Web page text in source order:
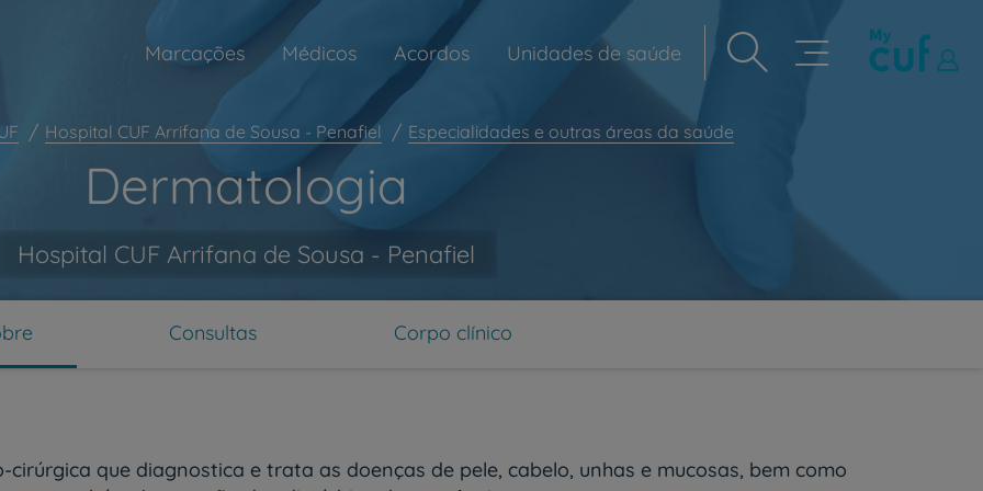
Navegação
Marcações Médicos Acordos Unidades de saúde
Hospital CUF Arrifana de Sousa - Penafiel Especialidades e outras áreas da saúde
Dermatologia
Hospital CUF Arrifana de Sousa - Penafiel
Consultas Corpo clínico
que diagnostica e trata as doenças de pele, cabelo, unhas e mucosas, bem como